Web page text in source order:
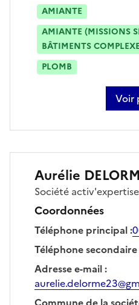
AMIANTE
AMIANTE (MISSIONS
BÂTIMENTS
PLOMB
Voir
sur
Aurélie
Société activ'expertise
Coordonnées
Téléphone principal:
Téléphone secondaire
Adresse e-mail: